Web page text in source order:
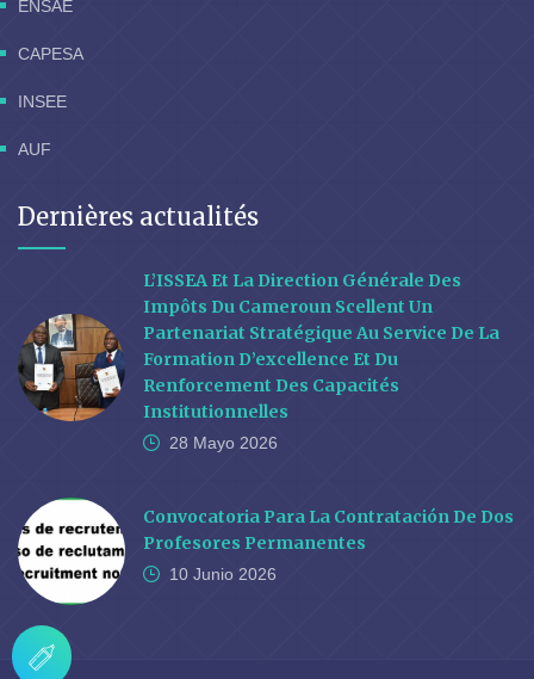
ENSAE
CAPESA
INSEE
AUF
Dernières actualités
L’ISSEA Et La Direction Générale Des
Impôts Du Cameroun Scellent Un
Partenariat Stratégique Au Service De La
Formation D’excellence Et Du
Renforcement Des Capacités
Institutionnelles
28 Mayo 2026
Convocatoria Para La Contratación De Dos
Profesores Permanentes
10 Junio 2026